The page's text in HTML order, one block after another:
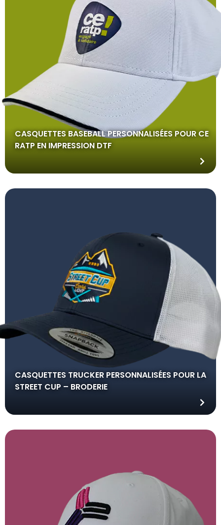
CASQUETTES BASEBALL PERSONNALISÉES POUR CE
RATP EN IMPRESSION DTF
CASQUETTES TRUCKER PERSONNALISÉES POUR LA
STREET CUP – BRODERIE